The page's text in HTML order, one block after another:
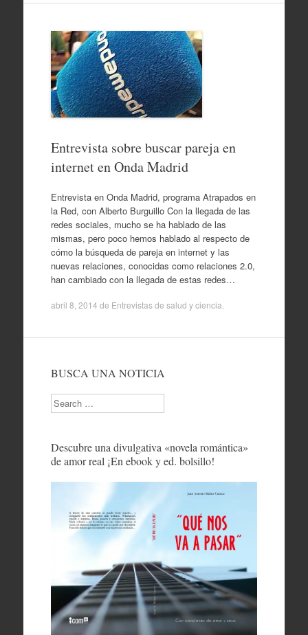
Entrevista sobre buscar pareja en
internet en Onda Madrid
Entrevista en Onda Madrid, programa Atrapados en
la Red, con Alberto Burguillo Con la llegada de las
redes sociales, mucho se ha hablado de las
mismas, pero poco hemos hablado al respecto de
cómo la búsqueda de pareja en internet y las
nuevas relaciones, conocidas como relaciones 2.0,
han cambiado con la llegada de estas redes…
abril 8, 2014 de Entrevistas de salud y ciencia
BUSCA UNA NOTICIA
Search
Descubre una divulgativa «novela romántica»
de amor real ¡En ebook y ed. bolsillo!